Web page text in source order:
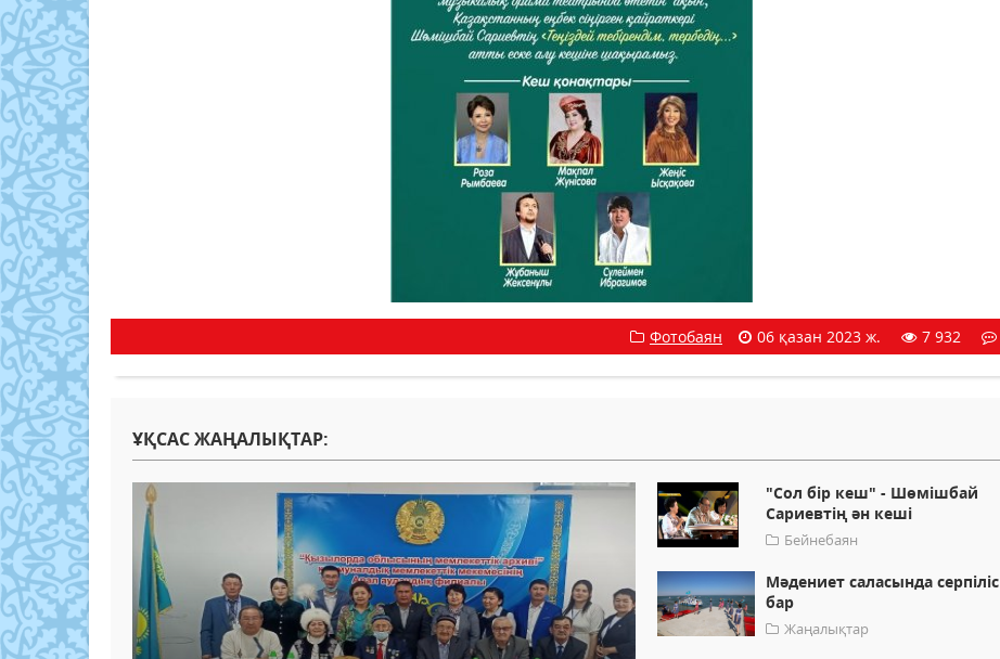
Фотобаян 06 қазан 2023 ж. 7 932
ҰҚСАС ЖАҢАЛЫҚТАР:
"Сол бір кеш" - Шөмішбай
Сариевтің ән кеші
Бейнебаян
Мәдениет саласында серпіліс
бар
Жаңалықтар